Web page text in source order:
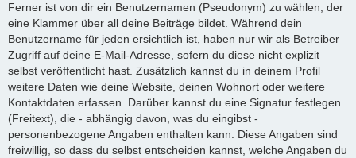
Ferner ist von dir ein Benutzernamen (Pseudonym) zu wählen, der
eine Klammer über all deine Beiträge bildet. Während dein
Benutzername für jeden ersichtlich ist, haben nur wir als Betreiber
Zugriff auf deine E-Mail-Adresse, sofern du diese nicht explizit
selbst veröffentlicht hast. Zusätzlich kannst du in deinem Profil
weitere Daten wie deine Website, deinen Wohnort oder weitere
Kontaktdaten erfassen. Darüber kannst du eine Signatur festlegen
(Freitext), die - abhängig davon, was du eingibst -
personenbezogene Angaben enthalten kann. Diese Angaben sind
freiwillig, so dass du selbst entscheiden kannst, welche Angaben du